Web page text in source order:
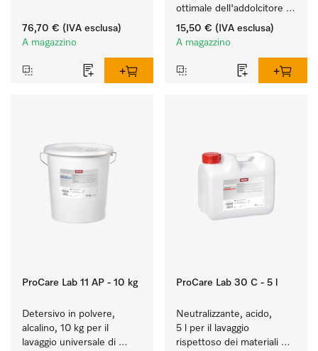
laboratorio.
76,70 € (IVA esclusa)
A magazzino
ottimale dell'addolcitore
interno.
15,50 € (IVA esclusa)
A magazzino
ProCare Lab 11 AP - 10 kg
Detersivo in polvere,
alcalino, 10 kg per il
lavaggio universale di
ProCare Lab 30 C - 5 l
Neutralizzante, acido,
5 l per il lavaggio
rispettoso dei materiali